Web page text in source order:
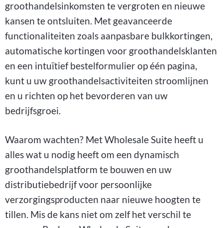
groothandelsinkomsten te vergroten en nieuwe
kansen te ontsluiten. Met geavanceerde
functionaliteiten zoals aanpasbare bulkkortingen,
automatische kortingen voor groothandelsklanten
en een intuïtief bestelformulier op één pagina,
kunt u uw groothandelsactiviteiten stroomlijnen
en u richten op het bevorderen van uw
bedrijfsgroei.
Waarom wachten? Met Wholesale Suite heeft u
alles wat u nodig heeft om een dynamisch
groothandelsplatform te bouwen en uw
distributiebedrijf voor persoonlijke
verzorgingsproducten naar nieuwe hoogten te
tillen. Mis de kans niet om zelf het verschil te